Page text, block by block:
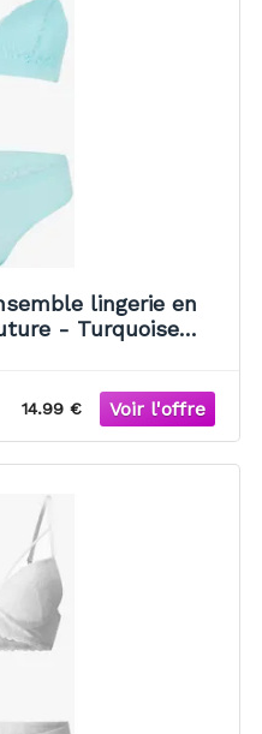
lingerie en
- Turquoise
14.99 €